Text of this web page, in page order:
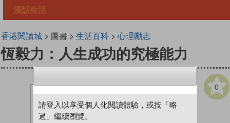
漫話生活
香港閱讀城> 圖書 > 生活百科> 心理勵志
恆毅力：人生成功的究極能力
0
請登入以享受個人化閱讀體驗，或按「略
過」繼續瀏覽。